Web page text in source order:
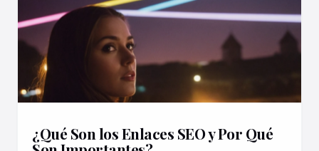
¿Qué Son los Enlaces SEO y Por Qué